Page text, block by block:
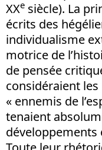
XXe siècle). La
écrits des
individualisme
motrice de
de pensée
considéraient
« ennemis de
tenaient
développements